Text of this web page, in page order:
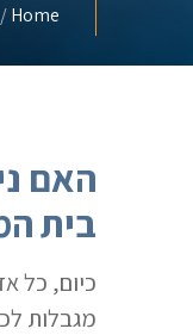
Home
/
האם
בית
כיום, כל
מגבלות